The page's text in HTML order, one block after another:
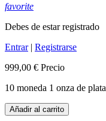
favorite
Debes de estar registrado
Entrar| Registrarse
999,00 € Precio
10 moneda 1 onza de plata
Añadir al carrito